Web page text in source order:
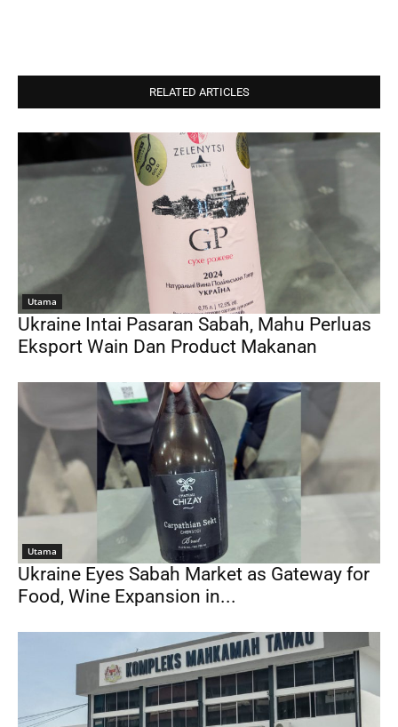
RELATED ARTICLES
Utama
Ukraine Intai Pasaran Sabah, Mahu Perluas
Eksport Wain Dan Product Makanan
Utama
Ukraine Eyes Sabah Market as Gateway for
Food, Wine Expansion in...